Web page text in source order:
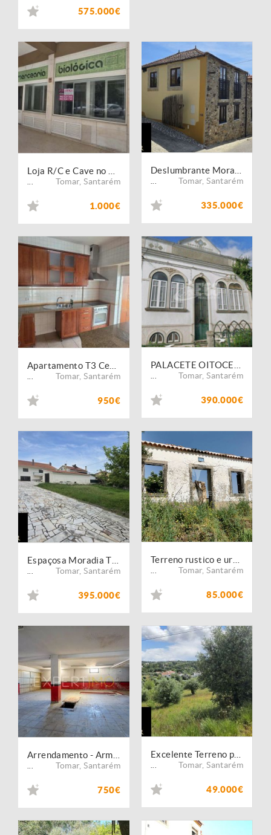
575.000€
Tomar,Santarém
1.000€
Tomar,Santarém
335.000€
Tomar,Santarém
950€
Tomar,Santarém
390.000€
Tomar,Santarém
395.000€
Tomar,Santarém
85.000€
Tomar,Santarém
750€
Tomar,Santarém
49.000€